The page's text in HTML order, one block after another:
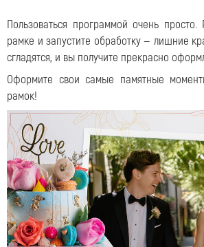
Пользоваться программой очень
рамке и запустите обработку — лишние
сгладятся, и вы получите прекрасно
Оформите свои самые памятные
рамок!